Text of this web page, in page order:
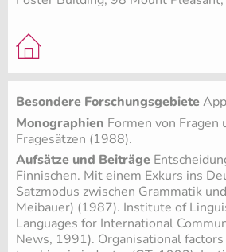
Besondere Forschungsgebiete
Monographien Formen von Fragen
Fragesätzen (1988).
Aufsätze und Beiträge
Finnischen. Mit einem Exkurs ins
Satzmodus zwischen Grammatik
Meibauer) (1987). Institute of
Languages for International
News, 1991). Organisational